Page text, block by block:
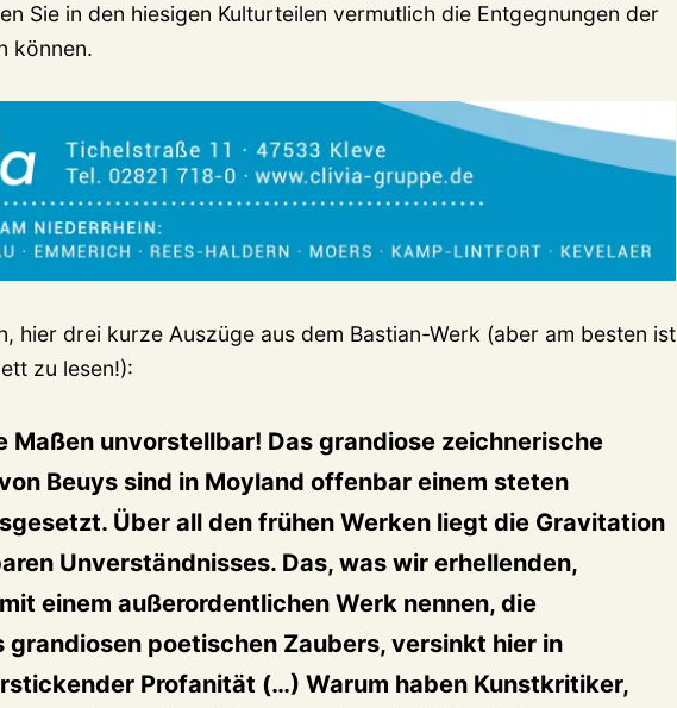
Sie in den hiesigen Kulturteilen vermutlich die Entgegnungen der
können.
hier drei kurze Auszüge aus dem Bastian-Werk (aber am besten ist
zu lesen!):
Maßen unvorstellbar! Das grandiose zeichnerische
Beuys sind in Moyland offenbar einem steten
Über all den frühen Werken liegt die Gravitation
Unverständnisses. Das, was wir erhellenden,
einem außerordentlichen Werk nennen, die
grandiosen poetischen Zaubers, versinkt hier in
Profanität (…) Warum haben Kunstkritiker,